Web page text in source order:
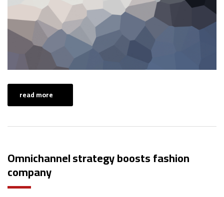
read more
Omnichannel strategy boosts fashion
company